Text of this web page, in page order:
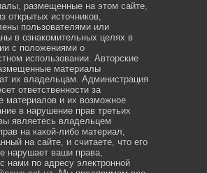
размещенные на этом сайте,
открытых источников,
пользователями или
в ознакомительных целях в
с положениями о
использовании. Авторские
материалы
их владельцам. Администрация
ответственности за
материалов и их возможное
в нарушение прав третьих
являетесь владельцем
на какой-либо материал,
на сайте, и считаете, что его
нарушает ваши права,
нами по адресу электронной